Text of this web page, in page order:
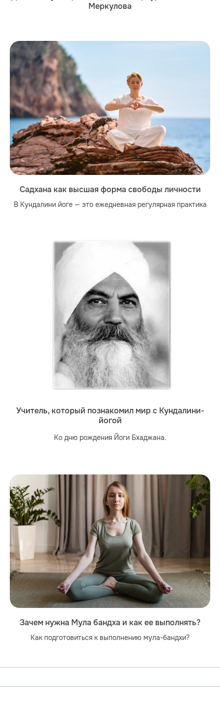
Меркулова
Садхана как высшая форма свободы личности
В Кундалини йоге — это ежедневная регулярная практика
Учитель, который познакомил мир с Кундалини-
йогой
Ко дню рождения Йоги Бхаджана.
Зачем нужна Мула бандха и как ее выполнять?
Как подготовиться к выполнению мула-бандхи?